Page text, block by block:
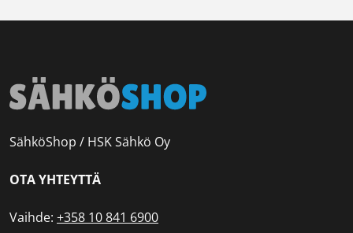
SähköShop / HSK Sähkö Oy
OTA YHTEYTTÄ
Vaihde: +358 10 841 6900